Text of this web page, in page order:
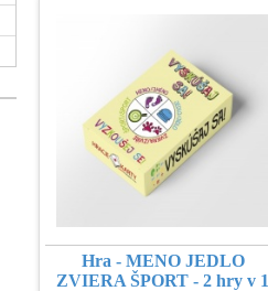
Hra - MENO JEDLO
ZVIERA ŠPORT - 2 hry v 1